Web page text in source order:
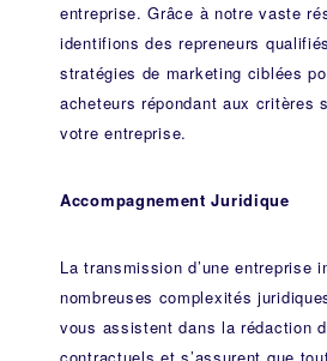
entreprise. Grâce à notre vaste
identifions des repreneurs
stratégies de marketing ciblées
acheteurs répondant aux critères
votre entreprise.
Accompagnement Juridique
La transmission d’une entreprise
nombreuses complexités
vous assistent dans la rédaction